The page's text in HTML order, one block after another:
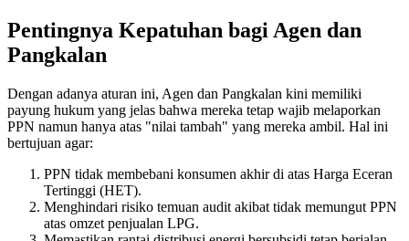
Pentingnya Kepatuhan bagi Agen dan
Pangkalan
Dengan adanya aturan ini, Agen dan Pangkalan kini memiliki
payung hukum yang jelas bahwa mereka tetap wajib melaporkan
PPN namun hanya atas "nilai tambah" yang mereka ambil. Hal ini
bertujuan agar:
PPN tidak membebani konsumen akhir di atas Harga Eceran
Tertinggi (HET).
Menghindari risiko temuan audit akibat tidak memungut PPN
atas omzet penjualan LPG.